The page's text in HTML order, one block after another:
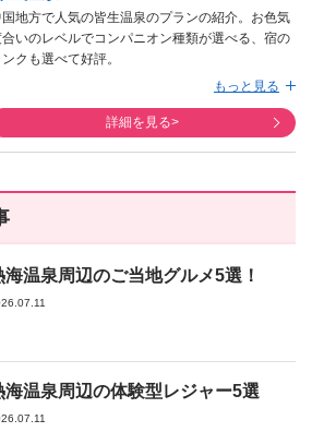
気があります。美しい光景が旅の思い出になる
路島のプランをぜひご利用下さいませ。​
地方で人気の皆生温泉のプランの紹介。お色気
合いのレベルでコンパニオン種類が選べる、宿の
ンクも選べて好評。
日本で人気の皆生温泉のプラン。ゲゲゲで有名な
のお客様で賑わっています。日本海側というこ
で、寒い季節にはカニプランが非常に人気。
もっと見る
詳細を見る>
海温泉周辺のご当地グルメ5選！
海温泉周辺の体験型レジャー5選